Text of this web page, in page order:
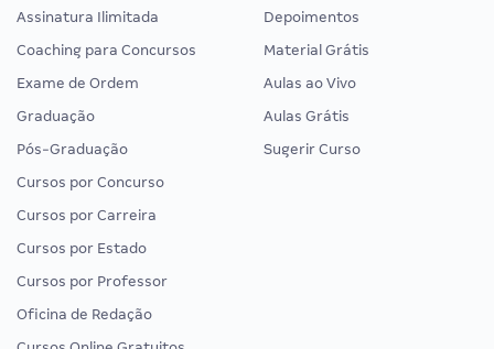
Assinatura Ilimitada
Coaching para Concursos
Exame de Ordem
Graduação
Pós-Graduação
Cursos por Concurso
Cursos por Carreira
Cursos por Estado
Cursos por Professor
Oficina de Redação
Depoimentos
Material Grátis
Aulas ao Vivo
Aulas Grátis
Sugerir Curso